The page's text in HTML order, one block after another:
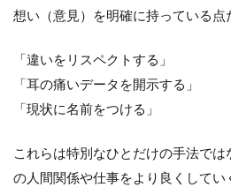
想い（意見）を明確に持っている点
「違いをリスペクトする」
「耳の痛いデータを開示する」
「現状に名前をつける」
これらは特別なひとだけの手法で
の人間関係や仕事をより良くして